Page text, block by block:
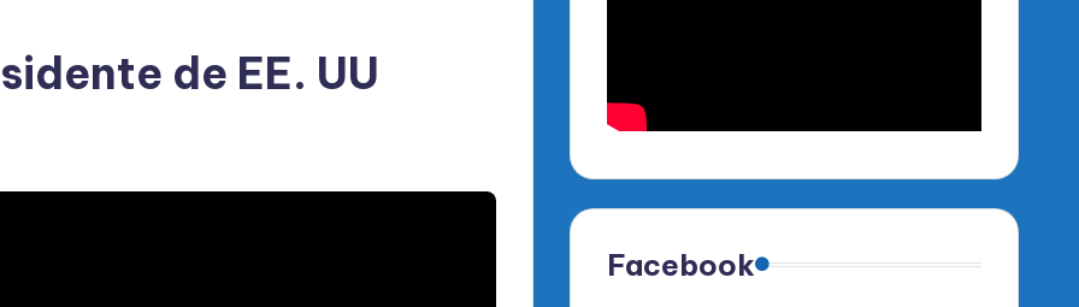
de EE. UU
Facebook